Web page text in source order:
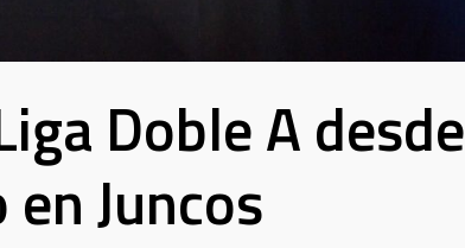
Doble A desde
Juncos